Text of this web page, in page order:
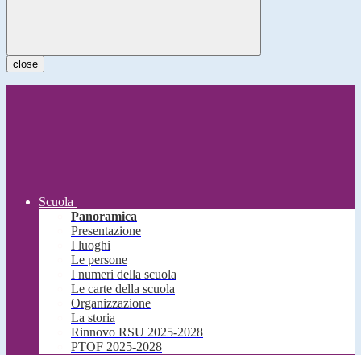
close
Scuola
Panoramica
Presentazione
I luoghi
Le persone
I numeri della scuola
Le carte della scuola
Organizzazione
La storia
Rinnovo RSU 2025-2028
PTOF 2025-2028